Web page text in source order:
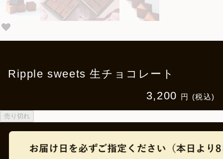
Ripple sweets 生チョコレート
3,200 円 (税込)
売り切れ